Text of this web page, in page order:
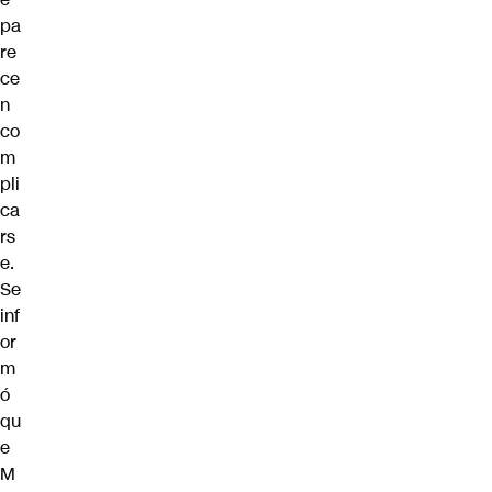
pa
re
ce
n
co
m
pli
ca
rs
e.
Se
inf
or
m
ó
qu
e
M